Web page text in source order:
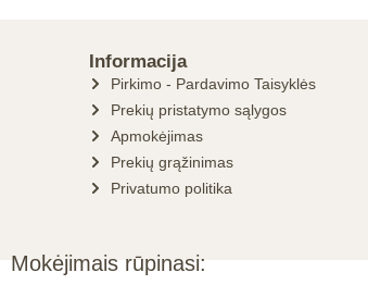
Informacija
Pirkimo - Pardavimo Taisyklės
Prekių pristatymo sąlygos
Apmokėjimas
Prekių grąžinimas
Privatumo politika
Mokėjimais rūpinasi: